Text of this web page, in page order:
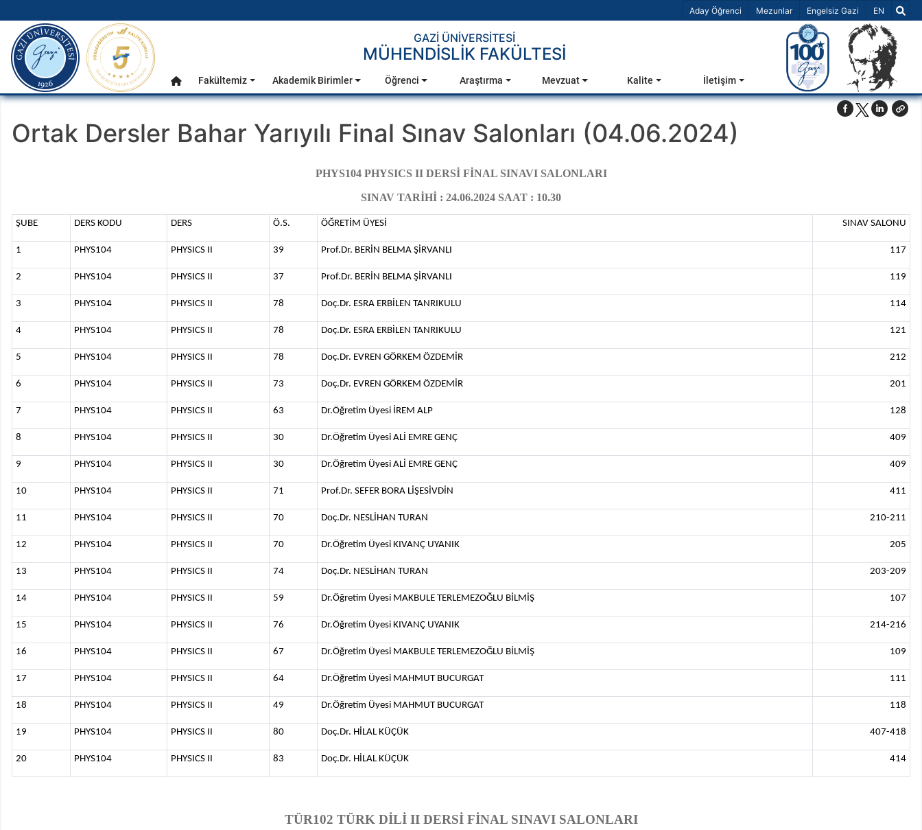
Aday Öğrenci Mezunlar Engelsiz Gazi Dil Seçiniz
EN
Ana Menü
gazi.edu.tr
GAZİ ÜNİVERSİTESİ
MÜHENDİSLİK FAKÜLTESİ
Anasayfa
Fakültemiz Akademik Birimler Öğrenci Araştırma Mevzuat Kalite İletişim
Ortak Dersler Bahar Yarıyılı Final Sınav Salonları (04.06.2024)
PHYS104 PHYSICS II DERSİ FİNAL SINAVI SALONLARI
SINAV TARİHİ : 24.06.2024 SAAT : 10.30
ŞUBE DERS KODU DERS Ö.S. ÖĞRETİM ÜYESİ SINAV SALONU
1 PHYS104 PHYSICS II 39 Prof.Dr. BERİN BELMA ŞİRVANLI 117
2 PHYS104 PHYSICS II 37 Prof.Dr. BERİN BELMA ŞİRVANLI 119
3 PHYS104 PHYSICS II 78 Doç.Dr. ESRA ERBİLEN TANRIKULU 114
4 PHYS104 PHYSICS II 78 Doç.Dr. ESRA ERBİLEN TANRIKULU 121
5 PHYS104 PHYSICS II 78 Doç.Dr. EVREN GÖRKEM ÖZDEMİR 212
6 PHYS104 PHYSICS II 73 Doç.Dr. EVREN GÖRKEM ÖZDEMİR 201
7 PHYS104 PHYSICS II 63 Dr.Öğretim Üyesi İREM ALP 128
8 PHYS104 PHYSICS II 30 Dr.Öğretim Üyesi ALİ EMRE GENÇ 409
9 PHYS104 PHYSICS II 30 Dr.Öğretim Üyesi ALİ EMRE GENÇ 409
10 PHYS104 PHYSICS II 71 Prof.Dr. SEFER BORA LİŞESİVDİN 411
11 PHYS104 PHYSICS II 70 Doç.Dr. NESLİHAN TURAN 210-211
12 PHYS104 PHYSICS II 70 Dr.Öğretim Üyesi KIVANÇ UYANIK 205
13 PHYS104 PHYSICS II 74 Doç.Dr. NESLİHAN TURAN 203-209
14 PHYS104 PHYSICS II 59 Dr.Öğretim Üyesi MAKBULE TERLEMEZOĞLU BİLMİŞ 107
15 PHYS104 PHYSICS II 76 Dr.Öğretim Üyesi KIVANÇ UYANIK 214-216
16 PHYS104 PHYSICS II 67 Dr.Öğretim Üyesi MAKBULE TERLEMEZOĞLU BİLMİŞ 109
17 PHYS104 PHYSICS II 64 Dr.Öğretim Üyesi MAHMUT BUCURGAT 111
18 PHYS104 PHYSICS II 49 Dr.Öğretim Üyesi MAHMUT BUCURGAT 118
19 PHYS104 PHYSICS II 80 Doç.Dr. HİLAL KÜÇÜK 407-418
20 PHYS104 PHYSICS II 83 Doç.Dr. HİLAL KÜÇÜK 414
TÜR102 TÜRK DİLİ II DERSİ FİNAL SINAVI SALONLARI